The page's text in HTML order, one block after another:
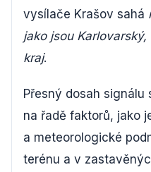
vysílače Krašov sahá
jako jsou
kraj.
Přesný dosah
na řadě faktorů, jako
a meteorologické
terénu a v